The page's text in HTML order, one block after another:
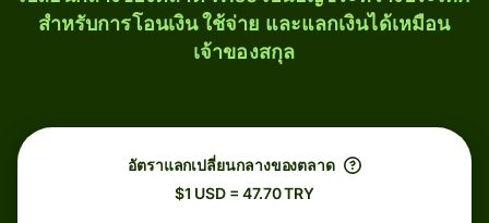
สำหรับการโอนเงิน ใช้จ่าย และแลกเงินได้เหมือน
เจ้าของสกุล
อัตราแลกเปลี่ยนกลางของตลาด
$1 USD = 47.70 TRY